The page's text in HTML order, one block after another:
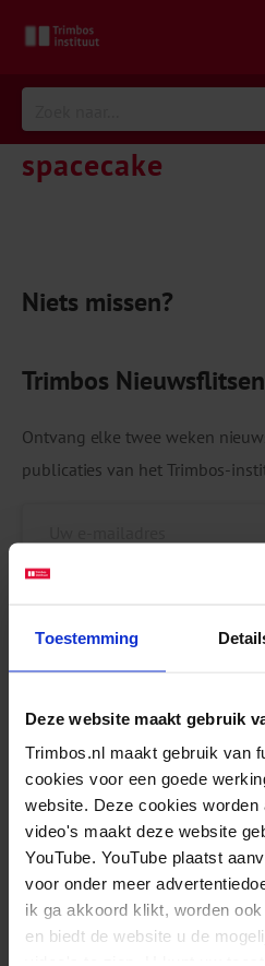
Toestemming
Deze website maakt gebruik
Trimbos.nl maakt gebruik van
cookies voor een goede
website. Deze cookies worden
video's maakt deze website
YouTube. YouTube plaatst
voor onder meer
ik ga akkoord klikt, worden
en biedt de website u de
spacecake
Niets missen?
Trimbos Nieuwsflitsen
Ontvang elke twee weken
publicaties van het Trimbos-
Inschrijven
Wat mensen niet weten
Lees meer